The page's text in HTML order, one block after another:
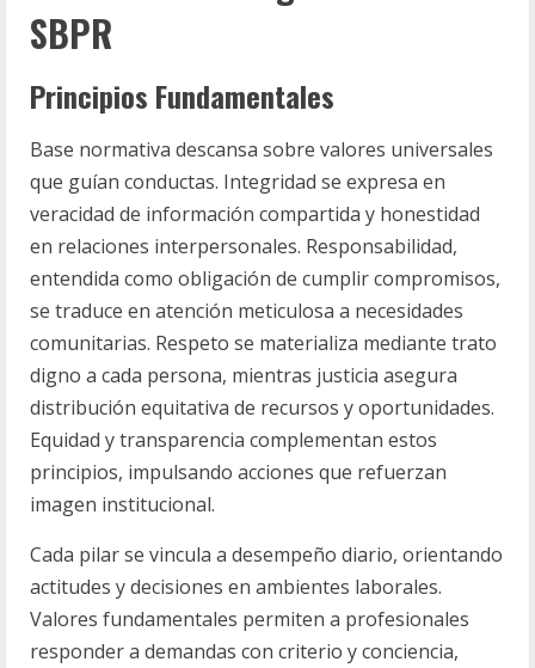
SBPR
Principios Fundamentales
Base normativa descansa sobre valores universales
que guían conductas. Integridad se expresa en
veracidad de información compartida y honestidad
en relaciones interpersonales. Responsabilidad,
entendida como obligación de cumplir compromisos,
se traduce en atención meticulosa a necesidades
comunitarias. Respeto se materializa mediante trato
digno a cada persona, mientras justicia asegura
distribución equitativa de recursos y oportunidades.
Equidad y transparencia complementan estos
principios, impulsando acciones que refuerzan
imagen institucional.
Cada pilar se vincula a desempeño diario, orientando
actitudes y decisiones en ambientes laborales.
Valores fundamentales permiten a profesionales
responder a demandas con criterio y conciencia,